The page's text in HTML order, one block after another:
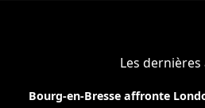
Les dernières
Bourg-en-Bresse affronte